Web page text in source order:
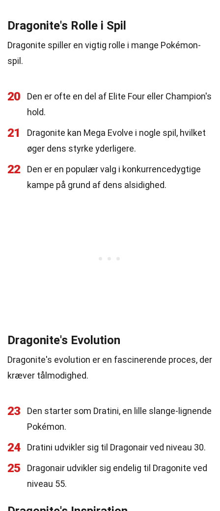
Dragonite's Rolle i Spil
Dragonite spiller en vigtig rolle i mange Pokémon-
spil.
20
Den er ofte en del af Elite Four eller Champion's
hold.
21
Dragonite kan Mega Evolve i nogle spil, hvilket
øger dens styrke yderligere.
22
Den er en populær valg i konkurrencedygtige
kampe på grund af dens alsidighed.
Dragonite's Evolution
Dragonite's evolution er en fascinerende proces, der
kræver tålmodighed.
23
Den starter som Dratini, en lille slange-lignende
Pokémon.
24 Dratini udvikler sig til Dragonair ved niveau 30.
25
Dragonair udvikler sig endelig til Dragonite ved
niveau 55.